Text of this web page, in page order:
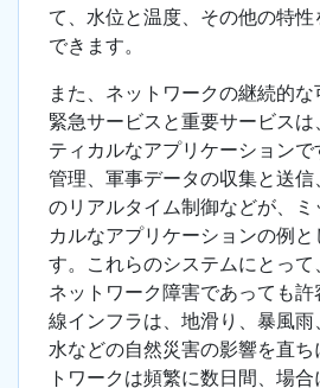
て、水位と温度、その他の特
できます。
また、ネットワークの継続的
緊急サービスと重要サービスは
ティカルなアプリケーション
管理、軍事データの収集と送
のリアルタイム制御などが、ミ
カルなアプリケーションの例と
す。これらのシステムにとっ
ネットワーク障害であっても
線インフラは、地滑り、暴風
水などの自然災害の影響を直ち
トワークは頻繁に数日間、場